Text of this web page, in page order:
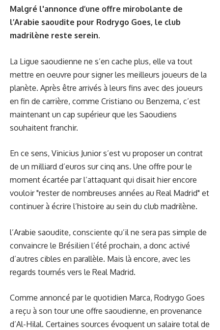
Malgré l'annonce d’une offre mirobolante de
l’Arabie saoudite pour Rodrygo Goes, le club
madrilène reste serein.
La Ligue saoudienne ne s’en cache plus, elle va tout
mettre en oeuvre pour signer les meilleurs joueurs de la
planète. Après être arrivés à leurs fins avec des joueurs
en fin de carrière, comme Cristiano ou Benzema, c’est
maintenant un cap supérieur que les Saoudiens
souhaitent franchir.
En ce sens, Vinicius Junior s’est vu proposer un contrat
de un milliard d’euros sur cinq ans. Une offre pour le
moment écartée par l’attaquant qui disait hier encore
vouloir "rester de nombreuses années au Real Madrid" et
continuer à écrire l’histoire au sein du club madrilène.
l’Arabie saoudite, consciente qu’il ne sera pas simple de
convaincre le Brésilien l’été prochain, a donc activé
d’autres cibles en parallèle. Mais là encore, avec les
regards tournés vers le Real Madrid.
Comme annoncé par le quotidien Marca, Rodrygo Goes
a reçu à son tour une offre saoudienne, en provenance
d’Al-Hilal. Certaines sources évoquent un salaire total de